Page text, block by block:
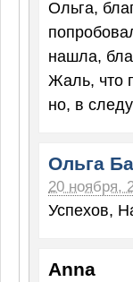
Ольга,
нашла,
Жаль, что
но, в
Ольга
20 ноября,
Успехов,
Anna